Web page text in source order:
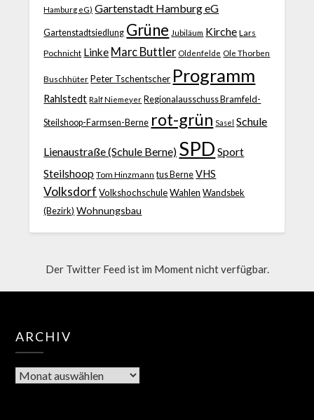
Hamburg eG) Gartenstadt Hamburg eG
Gartenstadtsiedlung Grüne Jubiläum Kirche Lars
Pochnicht Linke Marc Buttler Oldenfelde Ole Thorben
Buschhüter Peter Tschentscher Programm
Rahlstedt Ralf Niemeyer Regionalausschuss Bramfeld-
Steilshoop-Farmsen-Berne rot-grün Sasel Schule
Lienaustraße (Schule Berne) SPD Sport
Steilshoop Tom Hinzmann tus Berne VHS
Volksdorf Volkshochschule Wahlen Wandsbek
(Bezirk) Wohnungsbau
Der Twitter Feed ist im Moment nicht verfügbar.
ARCHIV